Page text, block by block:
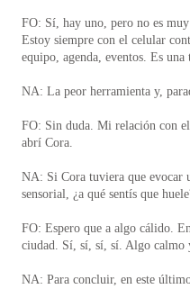
FO: Sí, hay uno, pero no es
Estoy siempre con el celular
equipo, agenda, eventos. Es
NA: La peor herramienta y,
FO: Sin duda. Mi relación con
abrí Cora.
NA: Si Cora tuviera que evocar
sensorial, ¿a qué sentís que
FO: Espero que a algo cálido.
ciudad. Sí, sí, sí, sí. Algo calmo
NA: Para concluir, en este